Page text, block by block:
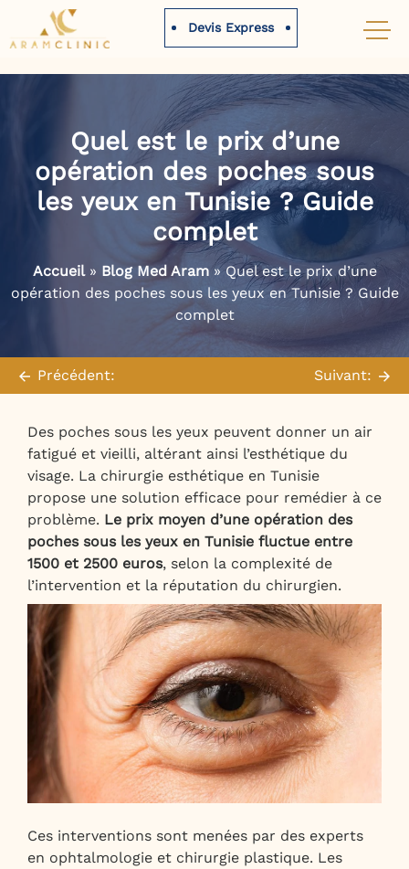
Devis Express
Quel est le prix d’une
opération des poches sous
les yeux en Tunisie ? Guide
complet
Accueil» Blog Med Aram»Quel est le prix d’une
opération des poches sous les yeux en Tunisie ? Guide
complet
30 mai 2024
de
l’article
Précédent: Suivant:
Des poches sous les yeux peuvent donner un air
fatigué et vieilli, altérant ainsi l’esthétique du
visage. La chirurgie esthétique en Tunisie
propose une solution efficace pour remédier à ce
problème. Le prix moyen d’une opération des
poches sous les yeux en Tunisie fluctue entre
1500 et 2500 euros, selon la complexité de
l’intervention et la réputation du chirurgien.
Ces interventions sont menées par des experts
en ophtalmologie et chirurgie plastique. Les